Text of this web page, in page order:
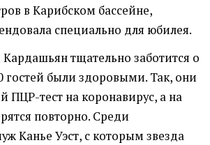
в Карибском бассейне,
специально для юбилея.
тщательно заботится о
гостей были здоровыми. Так, они
ПЦР-тест на коронавирус, а на
повторно. Среди
Канье Уэст, с которым звезда